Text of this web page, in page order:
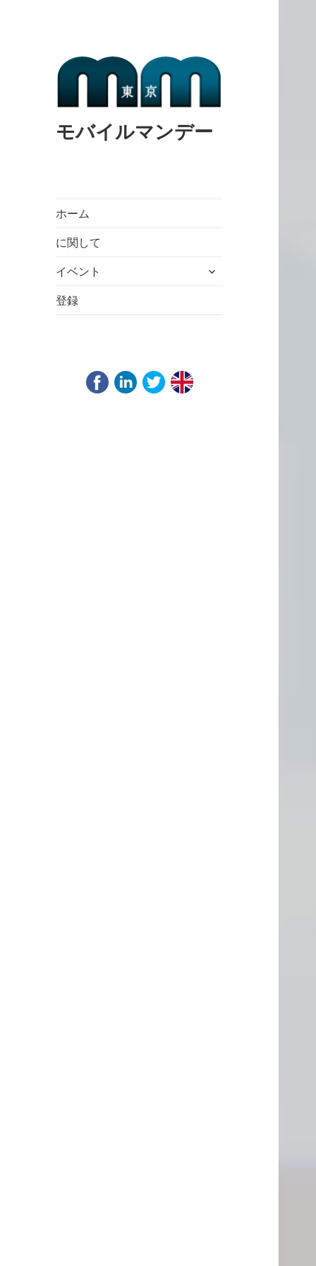
モバイルマンデー
ホーム
に関して
イベント
expand
登録